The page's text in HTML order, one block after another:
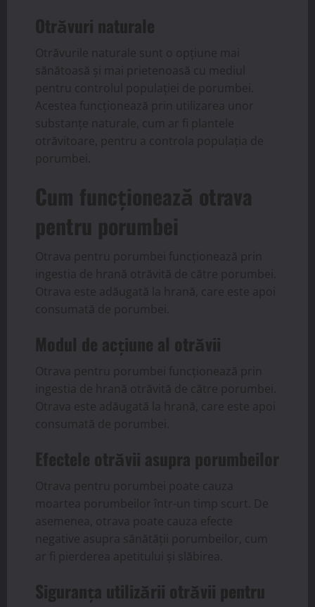
Otrăvuri naturale
Otrăvurile naturale sunt o opțiune mai
sănătoasă și mai prietenoasă cu mediul
pentru controlul populației de porumbei.
Acestea funcționează prin utilizarea unor
substanțe naturale, cum ar fi plantele
otrăvitoare, pentru a controla populația de
porumbei.
Cum funcționează otrava
pentru porumbei
Otrava pentru porumbei funcționează prin
ingestia de hrană otrăvită de către porumbei.
Otrava este adăugată la hrană, care este apoi
consumată de porumbei.
Modul de acțiune al otrăvii
Otrava pentru porumbei funcționează prin
ingestia de hrană otrăvită de către porumbei.
Otrava este adăugată la hrană, care este apoi
consumată de porumbei.
Efectele otrăvii asupra porumbeilor
Otrava pentru porumbei poate cauza
moartea porumbeilor într-un timp scurt. De
asemenea, otrava poate cauza efecte
negative asupra sănătății porumbeilor, cum
ar fi pierderea apetitului și slăbirea.
Siguranța utilizării otrăvii pentru